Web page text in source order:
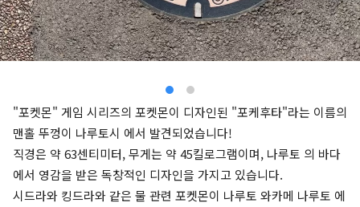
"포켓몬" 게임 시리즈의 포켓몬이 디자인된 "포케후타"라는 이름의
맨홀 뚜껑이 나루토시 에서 발견되었습니다!
직경은 약 63센티미터, 무게는 약 45킬로그램이며, 나루토 의 바다
에서 영감을 받은 독창적인 디자인을 가지고 있습니다.
시드라와 킹드라와 같은 물 관련 포켓몬이 나루토 와카메 나루토 에